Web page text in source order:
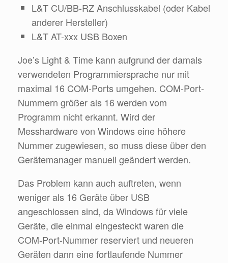
L&T CU/BB-RZ Anschlusskabel (oder Kabel
anderer Hersteller)
L&T AT-xxx USB Boxen
Joe’s Light & Time kann aufgrund der damals
verwendeten Programmiersprache nur mit
maximal 16 COM-Ports umgehen. COM-Port-
Nummern größer als 16 werden vom
Programm nicht erkannt. Wird der
Messhardware von Windows eine höhere
Nummer zugewiesen, so muss diese über den
Gerätemanager manuell geändert werden.
Das Problem kann auch auftreten, wenn
weniger als 16 Geräte über USB
angeschlossen sind, da Windows für viele
Geräte, die einmal eingesteckt waren die
COM-Port-Nummer reserviert und neueren
Geräten dann eine fortlaufende Nummer